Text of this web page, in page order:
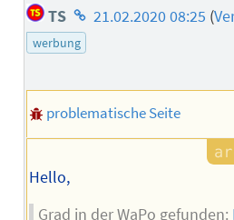
TS Homepage
des
21.02.2020 08:25 (
werbung
problematische Seite
Hello,
Grad in der WaPo gefunden: